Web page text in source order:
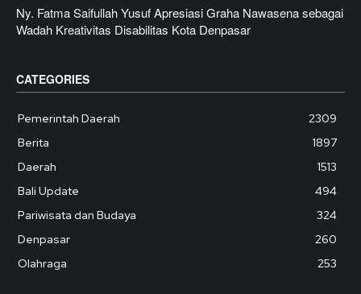
Ny. Fatma Saifullah Yusuf Apresiasi Graha Nawasena sebagai
Wadah Kreativitas Disabilitas Kota Denpasar
CATEGORIES
Pemerintah Daerah
2309
Berita
1897
Daerah
1513
Bali Update
494
Pariwisata dan Budaya
324
Denpasar
260
Olahraga
253